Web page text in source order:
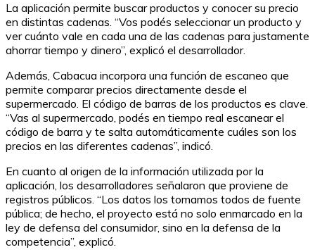
La aplicación permite buscar productos y conocer su precio
en distintas cadenas. “Vos podés seleccionar un producto y
ver cuánto vale en cada una de las cadenas para justamente
ahorrar tiempo y dinero”, explicó el desarrollador.
Además, Cabacua incorpora una función de escaneo que
permite comparar precios directamente desde el
supermercado. El código de barras de los productos es clave.
“Vas al supermercado, podés en tiempo real escanear el
código de barra y te salta automáticamente cuáles son los
precios en las diferentes cadenas”, indicó.
En cuanto al origen de la información utilizada por la
aplicación, los desarrolladores señalaron que proviene de
registros públicos. “Los datos los tomamos todos de fuente
pública; de hecho, el proyecto está no solo enmarcado en la
ley de defensa del consumidor, sino en la defensa de la
competencia”, explicó.